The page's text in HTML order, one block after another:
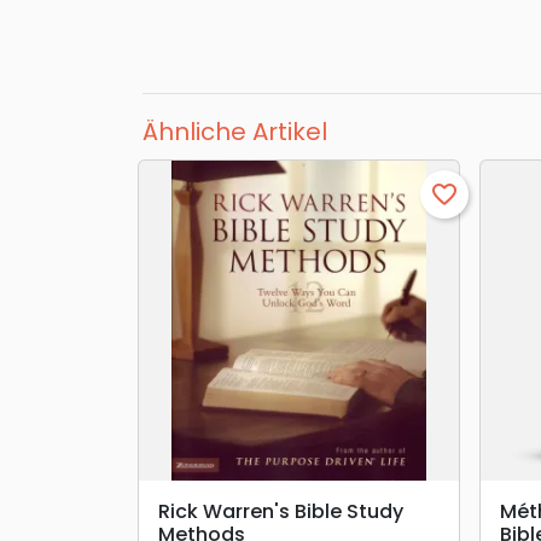
Ähnliche Artikel
VORSCHAU
favorite_border
Rick Warren's Bible Study
Methods